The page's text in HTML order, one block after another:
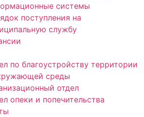
системы
поступления на
службу
по благоустройству территории
среды
отдел
опеки и попечительства